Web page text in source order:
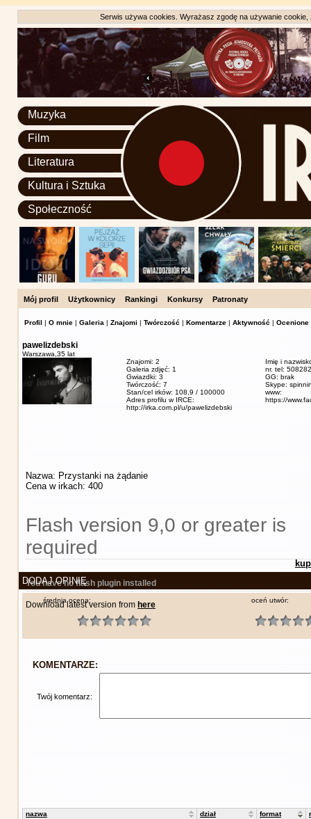
Serwis używa cookies. Wyrażasz zgodę na używanie
Muzyka
Film
Literatura
Kultura i Sztuka
Społeczność
Mój profil Użytkownicy Rankingi Konkursy Patronaty
Profil | O mnie | Galeria | Znajomi | Twórczość | Komentarze | Aktywność | Ocenione
pawelizdebski
Warszawa, 35 lat
Znajomi: 2
Galeria zdjęć: 1
Gwiazdki: 3
Twórczość: 7
Stan/cel irków: 108,9 / 100000
Adres profilu w IRCE:
http://irka.com.pl/u/pawelizdebski
Imię i
nr. tel:
GG: brak
Skype:
www:
https://
Nazwa: Przystanki na żądanie
Cena w irkach: 400
Flash version 9,0 or greater is
required
You have no flash plugin installed
Download latest version from here
DODAJ OPINIĘ
średnia ocena: oceń utwór:
KOMENTARZE:
Twój komentarz:
nazwa dział format